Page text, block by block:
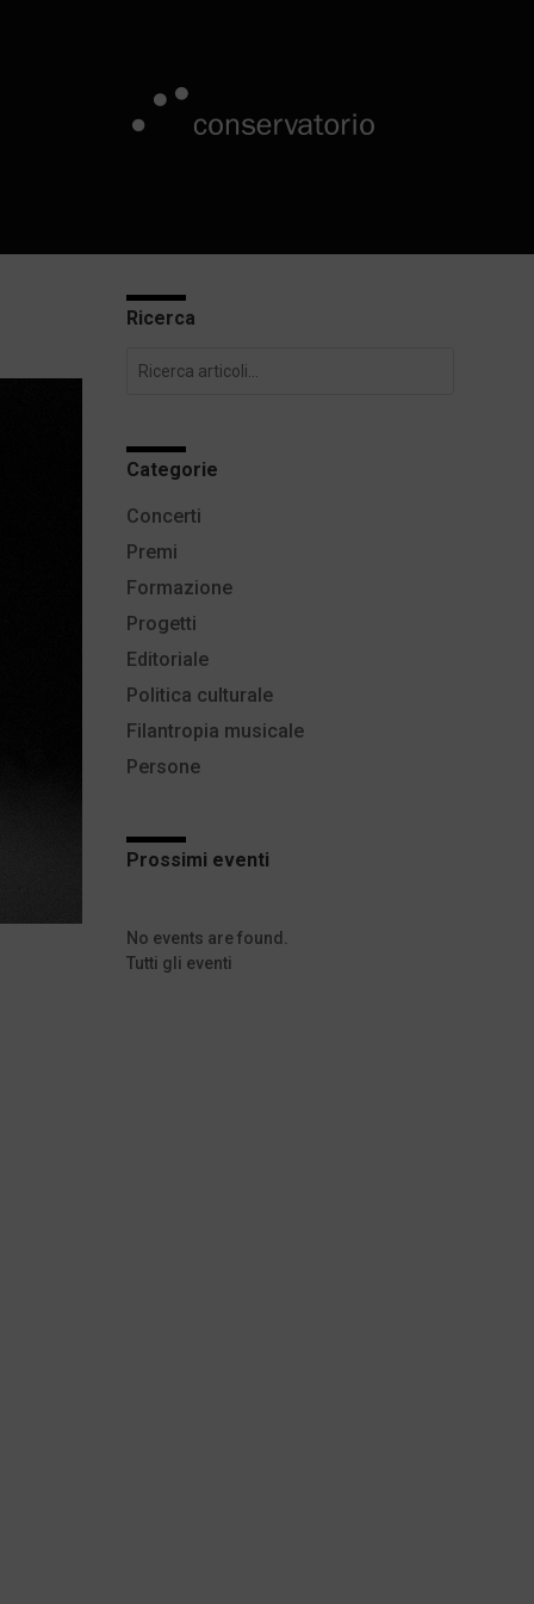
Ricerca
Categorie
Editoriale
Persone
Progetti
Premi
Politica culturale
Filantropia musicale
Formazione
Concerti
Prossimi eventi
No events are found.
Tutti gli eventi